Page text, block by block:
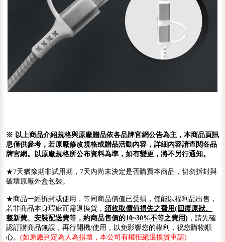
※ 以上商品介紹規格與原廠贈品依各品牌官網公告為主，本商品頁訊
息僅供參考，若原廠修改規格或贈品活動內容，詳細內容請查閱各品
牌官網。以原廠規格所公布資料為準，如有變更，將不另行通知。
★7天猶豫期非試用期，7天內尚未決定是否購買本商品，切勿拆封與
破壞原廠外盒包裝。
★商品一經拆封或使用，等同商品價值已受損，僅能以福利品出售，
若非商品本身瑕疵而需退換貨， 須收取價值損失之費用(回復原狀、
整新費、安裝配送費等，約商品售價的10~30%不等之費用) ，請先確
認訂購商品無誤，再行開機/使用，以免影響您的權利，祝您購物順
心。 (如原廠判定為人為損壞，本公司有權拒絕退換貨申請)